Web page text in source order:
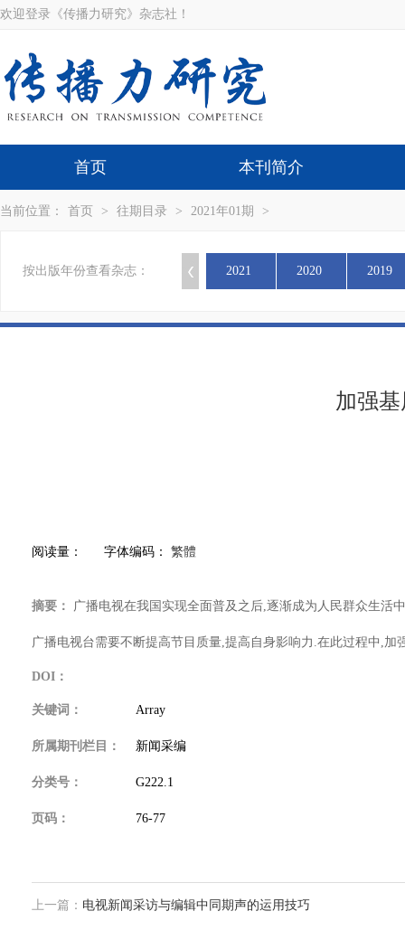
欢迎登录《传播力研究》杂志社！
首页 本刊简介
当前位置： 首页 > 往期目录 > 2021年01期 >
按出版年份查看杂志： 2021 2020 2019
加强
阅读量： 字体编码： 繁體
摘要： 广播电视在我国实现全面普及之后,逐渐成为人民群众生活
广播电视台需要不断提高节目质量,提高自身影响力.在此过程中,
DOI：
关键词： Array
所属期刊栏目： 新闻采编
分类号： G222.1
页码： 76-77
上一篇： 电视新闻采访与编辑中同期声的运用技巧